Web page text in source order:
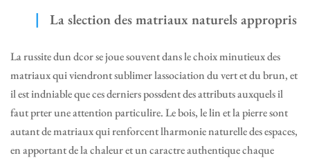
La slection des matriaux naturels appropris
La russite dun dcor se joue souvent dans le choix minutieux des
matriaux qui viendront sublimer lassociation du vert et du brun, et
il est indniable que ces derniers possdent des attributs auxquels il
faut prter une attention particulire. Le bois, le lin et la pierre sont
autant de matriaux qui renforcent lharmonie naturelle des espaces,
en apportant de la chaleur et un caractre authentique chaque